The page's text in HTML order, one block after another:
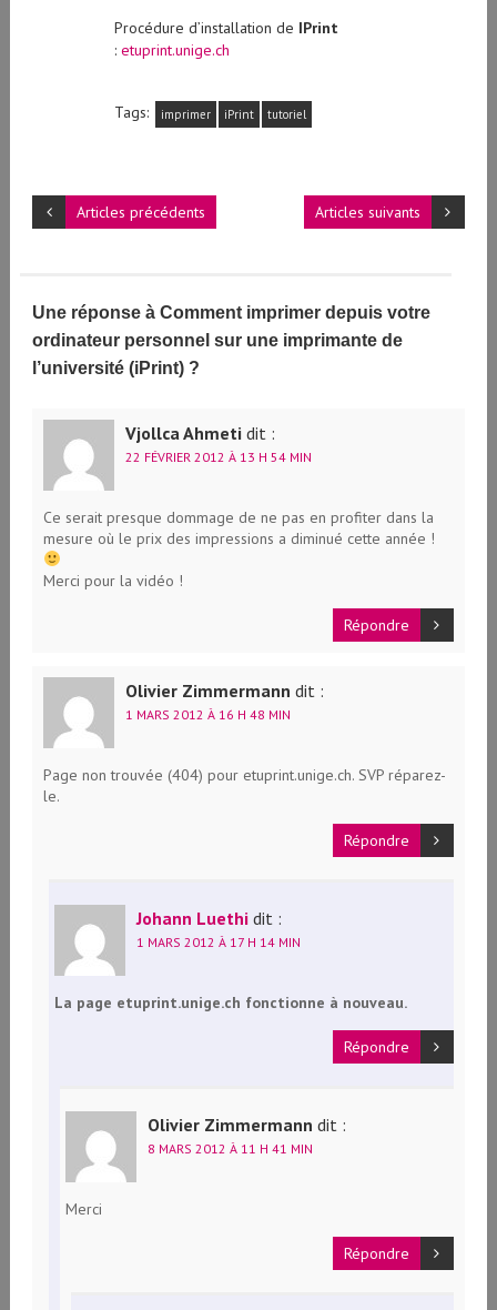
Procédure d’installation de IPrint
: etuprint.unige.ch
Tags: imprimer iPrint tutoriel
Articles suivants
Articles précédents
Une réponse à Comment imprimer depuis votre
ordinateur personnel sur une imprimante de
l’université (iPrint) ?
Vjollca Ahmeti dit :
22 FÉVRIER 2012 À 13 H 54 MIN
Ce serait presque dommage de ne pas en profiter dans la
mesure où le prix des impressions a diminué cette année !
Merci pour la vidéo !
Répondre
Olivier Zimmermann dit :
1 MARS 2012 À 16 H 48 MIN
Page non trouvée (404) pour etuprint.unige.ch. SVP réparez-
le.
Répondre
Johann Luethi dit :
1 MARS 2012 À 17 H 14 MIN
La page etuprint.unige.ch fonctionne à nouveau.
Répondre
Olivier Zimmermann dit :
8 MARS 2012 À 11 H 41 MIN
Merci
Répondre